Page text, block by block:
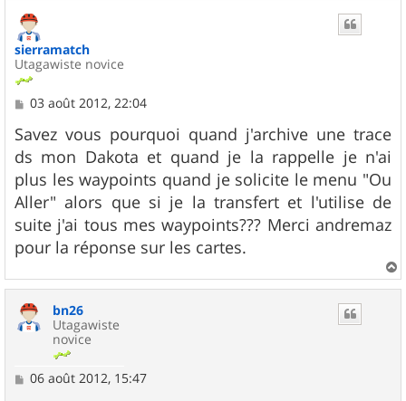
sierramatch
Utagawiste novice
M
s
s
a
g
e
03 août 2012, 22:04
Savez vous pourquoi quand j'archive une trace
ds mon Dakota et quand je la rappelle je n'ai
plus les waypoints quand je solicite le menu "Ou
Aller" alors que si je la transfert et l'utilise de
suite j'ai tous mes waypoints??? Merci andremaz
pour la réponse sur les cartes.
a
bn26
Utagawiste
novice
M
06 août 2012, 15:47